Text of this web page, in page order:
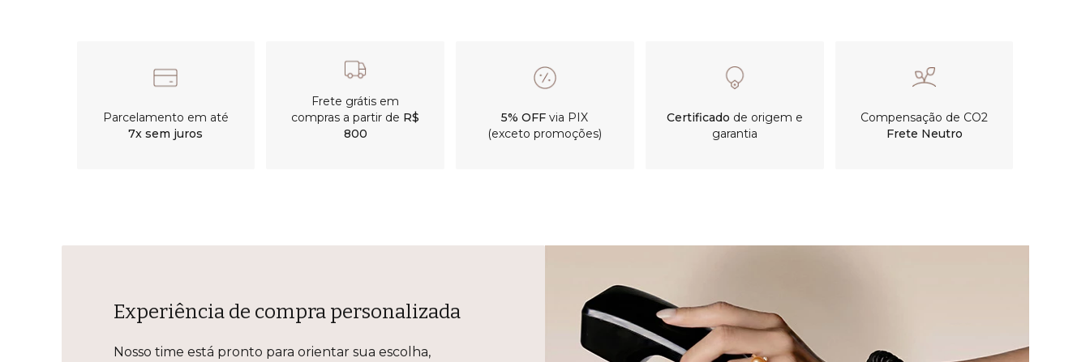
Parcelamento em até
7x sem juros
Frete grátis em
compras a partir de R$
800
5% OFF via PIX
(exceto promoções)
Certificado de origem e
garantia
Compensação de CO2
Frete Neutro
Experiência de compra personalizada
Nosso time está pronto para orientar sua escolha,